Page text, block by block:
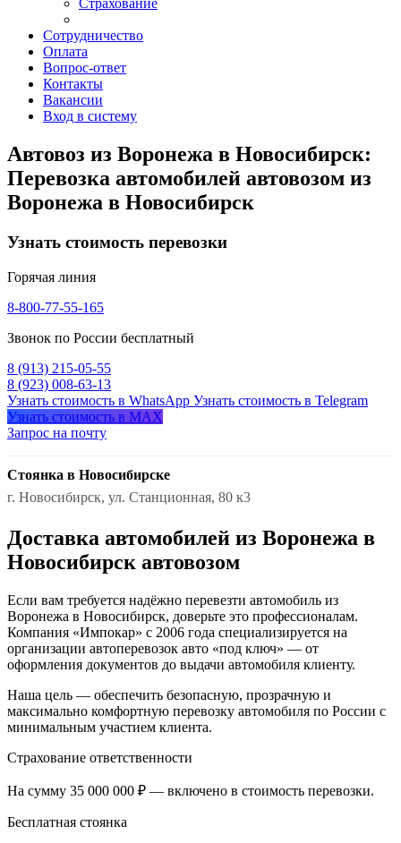
Страхование
Сотрудничество
Оплата
Вопрос-ответ
Контакты
Вакансии
Вход в систему
Автовоз из Воронежа в Новосибирск:
Перевозка автомобилей автовозом из
Воронежа в Новосибирск
Узнать стоимость перевозки
Горячая линия
8-800-77-55-165
Звонок по России бесплатный
8 (913) 215-05-55
8 (923) 008-63-13
Узнать стоимость в WhatsApp Узнать стоимость в Telegram
Узнать стоимость в MAX
Запрос на почту
Стоянка в Новосибирске
г. Новосибирск, ул. Станционная, 80 к3
Доставка автомобилей из Воронежа в
Новосибирск автовозом
Если вам требуется надёжно перевезти автомобиль из
Воронежа в Новосибирск, доверьте это профессионалам.
Компания «Импокар» с 2006 года специализируется на
организации автоперевозок авто «под ключ» — от
оформления документов до выдачи автомобиля клиенту.
Наша цель — обеспечить безопасную, прозрачную и
максимально комфортную перевозку автомобиля по России с
минимальным участием клиента.
Страхование ответственности
На сумму 35 000 000 ₽ — включено в стоимость перевозки.
Бесплатная стоянка